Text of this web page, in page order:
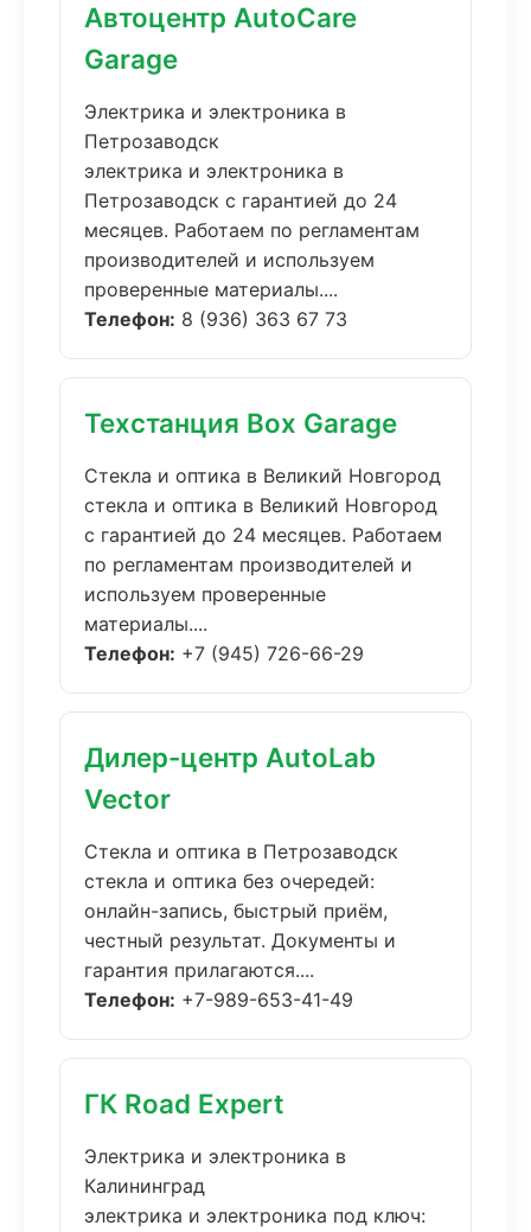
Автоцентр AutoCare
Garage
Электрика и электроника в
Петрозаводск
электрика и электроника в
Петрозаводск с гарантией до 24
месяцев. Работаем по регламентам
производителей и используем
проверенные материалы....
Телефон: 8 (936) 363 67 73
Техстанция Box Garage
Стекла и оптика в Великий Новгород
стекла и оптика в Великий Новгород
с гарантией до 24 месяцев. Работаем
по регламентам производителей и
используем проверенные
материалы....
Телефон: +7 (945) 726-66-29
Дилер-центр AutoLab
Vector
Стекла и оптика в Петрозаводск
стекла и оптика без очередей:
онлайн-запись, быстрый приём,
честный результат. Документы и
гарантия прилагаются....
Телефон: +7-989-653-41-49
ГК Road Expert
Электрика и электроника в
Калининград
электрика и электроника под ключ: